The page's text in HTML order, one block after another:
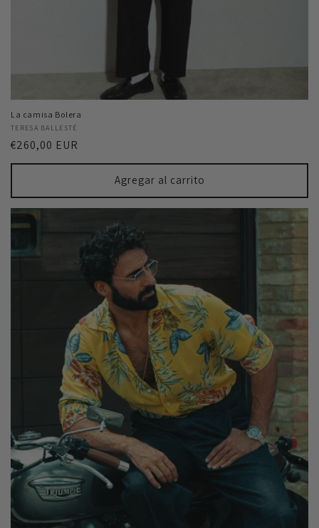
La camisa Bolera
Proveedor:
TERESA BALLESTÉ
Precio
habitual
€260,00 EUR
Agregar al carrito